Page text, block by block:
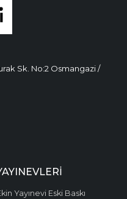
Sk. No:2 Osmangazi /
Yayınevi Eski Baskı